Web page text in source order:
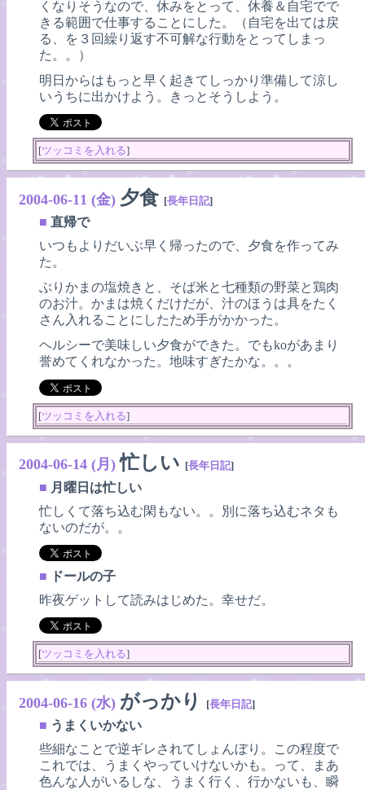
くなりそうなので、休みをとって、休養＆自宅でで
きる範囲で仕事することにした。（自宅を出ては戻
る、を３回繰り返す不可解な行動をとってしまっ
た。。）
明日からはもっと早く起きてしっかり準備して涼し
いうちに出かけよう。きっとそうしよう。
[ツッコミを入れる]
2004-06-11 (金) 夕食 [長年日記]
■ 直帰で
いつもよりだいぶ早く帰ったので、夕食を作ってみ
た。
ぶりかまの塩焼きと、そば米と七種類の野菜と鶏肉
のお汁。かまは焼くだけだが、汁のほうは具をたく
さん入れることにしたため手がかかった。
ヘルシーで美味しい夕食ができた。でもkoがあまり
誉めてくれなかった。地味すぎたかな。。。
[ツッコミを入れる]
2004-06-14 (月) 忙しい [長年日記]
■ 月曜日は忙しい
忙しくて落ち込む閑もない。。別に落ち込むネタも
ないのだが。。
■ ドールの子
昨夜ゲットして読みはじめた。幸せだ。
[ツッコミを入れる]
2004-06-16 (水) がっかり [長年日記]
■ うまくいかない
些細なことで逆ギレされてしょんぼり。この程度で
これでは、うまくやっていけないかも。って、まあ
色んな人がいるしな、うまく行く、行かないも、瞬